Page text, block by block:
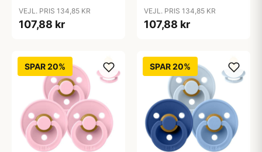
VEJL. PRIS 134,85 KR
107,88 kr
VEJL. PRIS 134,85 KR
107,88 kr
SPAR 20% SPAR 20%